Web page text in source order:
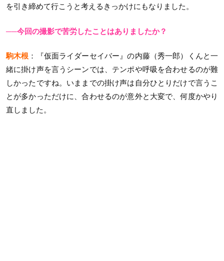
を引き締めて行こうと考えるきっかけにもなりました。
──今回の撮影で苦労したことはありましたか？
駒木根 ：『仮面ライダーセイバー』の内藤（秀一郎）くんと一
緒に掛け声を言うシーンでは、テンポや呼吸を合わせるのが難
しかったですね。いままでの掛け声は自分ひとりだけで言うこ
とが多かっただけに、合わせるのが意外と大変で、何度かやり
直しました。